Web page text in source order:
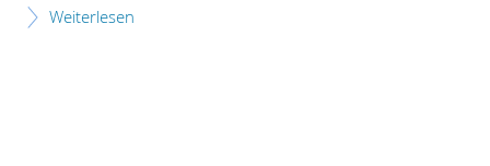
Weiterlesen